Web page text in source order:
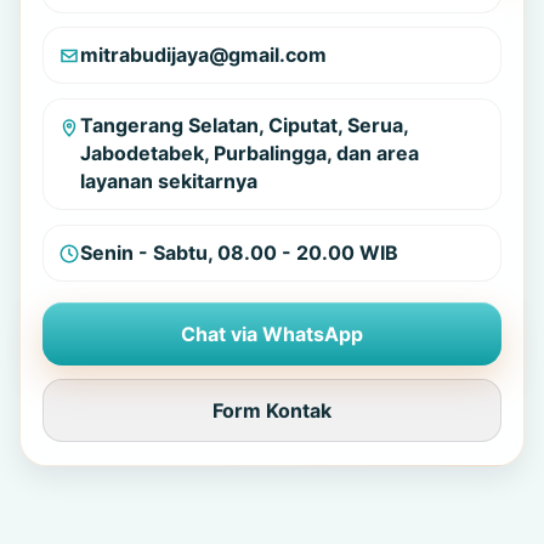
mitrabudijaya@gmail.com
Tangerang Selatan, Ciputat, Serua,
Jabodetabek, Purbalingga, dan area
layanan sekitarnya
Senin - Sabtu, 08.00 - 20.00 WIB
Chat via WhatsApp
Form Kontak